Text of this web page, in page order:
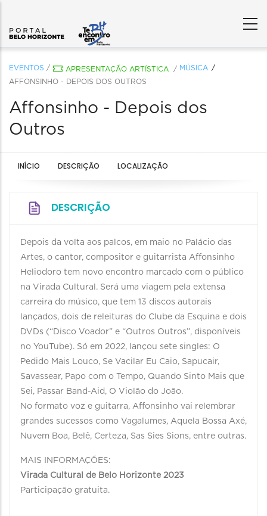
EVENTOS / APRESENTAÇÃO ARTÍSTICA / MÚSICA
AFFONSINHO - DEPOIS DOS OUTROS
Affonsinho - Depois dos
Outros
INÍCIO DESCRIÇÃO LOCALIZAÇÃO
DESCRIÇÃO
Depois da volta aos palcos, em maio no Palácio das
Artes, o cantor, compositor e guitarrista Affonsinho
Heliodoro tem novo encontro marcado com o público
na Virada Cultural. Será uma viagem pela extensa
carreira do músico, que tem 13 discos autorais
lançados, dois de releituras do Clube da Esquina e dois
DVDs (“Disco Voador” e “Outros Outros”, disponíveis
no YouTube). Só em 2022, lançou sete singles: O
Pedido Mais Louco, Se Vacilar Eu Caio, Sapucair,
Savassear, Papo com o Tempo, Quando Sinto Mais que
Sei, Passar Band-Aid, O Violão do João.
No formato voz e guitarra, Affonsinho vai relembrar
grandes sucessos como Vagalumes, Aquela Bossa Axé,
Nuvem Boa, Belê, Certeza, Sas Sies Sions, entre outras.
MAIS INFORMAÇÕES:
Virada Cultural de Belo Horizonte 2023
Participação gratuita.